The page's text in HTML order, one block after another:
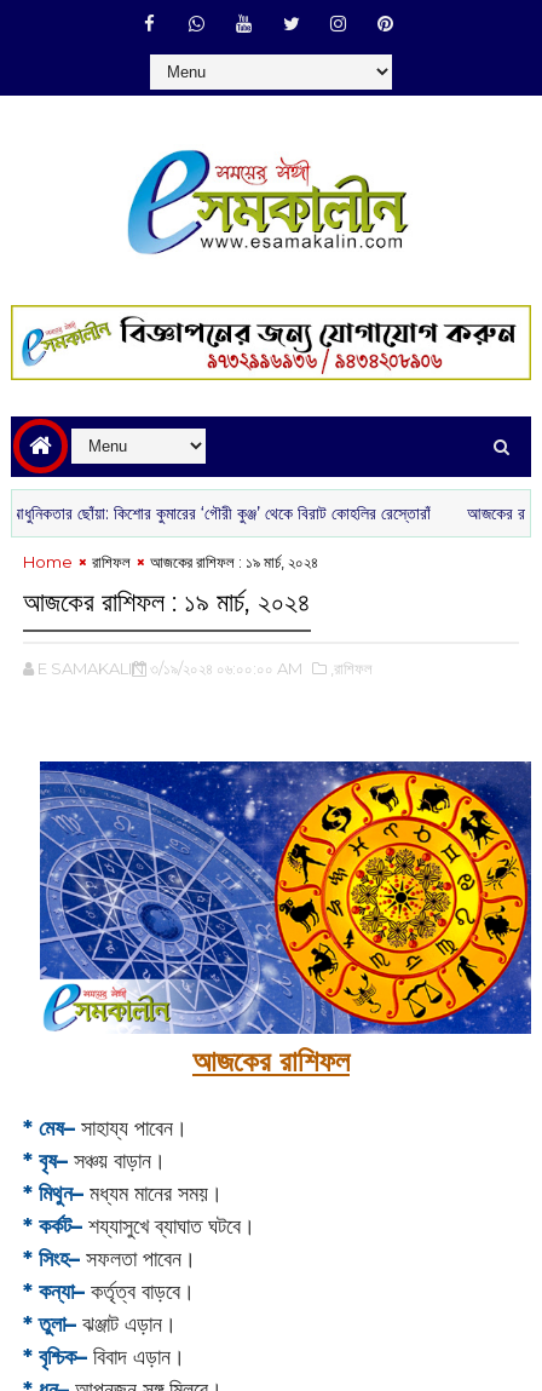
ছোঁয়া: কিশোর কুমারের ‘গৌরী কুঞ্জ’ থেকে বিরাট কোহলির রেস্তোরাঁ আজকের রাশিফল :‌
Home রাশিফল আজকের রাশিফল : ‌১৯ মার্চ, ২০২৪
আজকের রাশিফল : ‌১৯ মার্চ, ২০২৪
E SAMAKALIN ৩/১৯/২০২৪ ০৬:০০:০০ AM ,রাশিফল
আজকের রাশিফল
* মেষ–সাহায্য পাবেন।
* বৃষ–সঞ্চয় বাড়ান।
* মিথুন–মধ্যম মানের সময়।
* কর্কট–শয্যাসুখে ব্যাঘাত ঘটবে।
* সিংহ–সফলতা পাবেন।
* কন্যা–কর্তৃত্ব বাড়বে।
* তুলা–ঝঞ্জাট এড়ান।
* বৃশ্চিক–বিবাদ এড়ান।